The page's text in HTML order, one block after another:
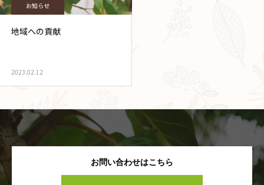
お知らせ
地域への貢献
2023.02.12
お問い合わせはこちら